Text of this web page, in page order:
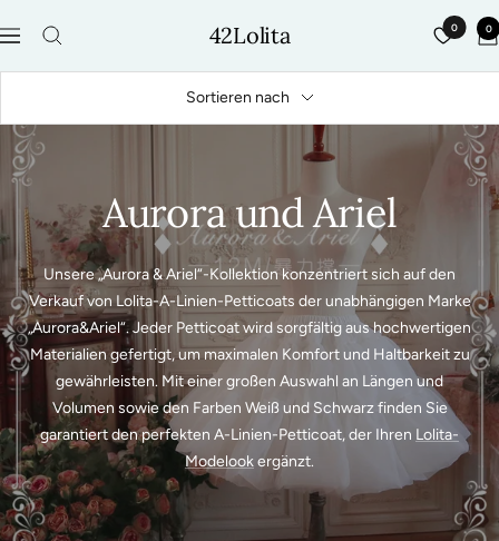
zum
Navigation 42Lolita 0 0
Sortieren nach
Aurora und Ariel
Unsere „Aurora & Ariel“-Kollektion konzentriert sich auf den
Verkauf von Lolita-A-Linien-Petticoats der unabhängigen Marke
„Aurora&Ariel“. Jeder Petticoat wird sorgfältig aus hochwertigen
Materialien gefertigt, um maximalen Komfort und Haltbarkeit zu
gewährleisten. Mit einer großen Auswahl an Längen und
Volumen sowie den Farben Weiß und Schwarz finden Sie
garantiert den perfekten A-Linien-Petticoat, der Ihren Lolita-
Modelookergänzt.